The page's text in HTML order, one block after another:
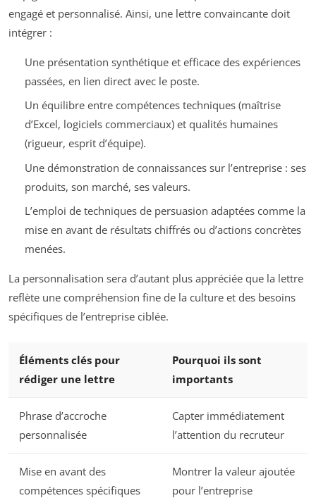
engagé et personnalisé. Ainsi, une lettre convaincante doit
intégrer :
Une présentation synthétique et efficace des expériences
passées, en lien direct avec le poste.
Un équilibre entre compétences techniques (maîtrise
d’Excel, logiciels commerciaux) et qualités humaines
(rigueur, esprit d’équipe).
Une démonstration de connaissances sur l’entreprise : ses
produits, son marché, ses valeurs.
L’emploi de techniques de persuasion adaptées comme la
mise en avant de résultats chiffrés ou d’actions concrètes
menées.
La personnalisation sera d’autant plus appréciée que la lettre
reflète une compréhension fine de la culture et des besoins
spécifiques de l’entreprise ciblée.
Éléments clés pour
rédiger une lettre
Pourquoi ils sont
importants
Phrase d’accroche
personnalisée
Capter immédiatement
l’attention du recruteur
Mise en avant des
compétences spécifiques
Montrer la valeur ajoutée
pour l’entreprise